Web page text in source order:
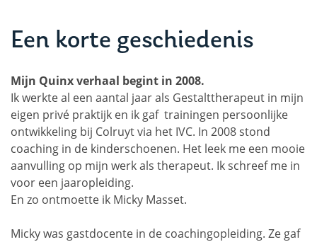
Een korte geschiedenis
Mijn Quinx verhaal begint in 2008.
Ik werkte al een aantal jaar als Gestalttherapeut in mijn
eigen privé praktijk en ik gaf trainingen persoonlijke
ontwikkeling bij Colruyt via het IVC. In 2008 stond
coaching in de kinderschoenen. Het leek me een mooie
aanvulling op mijn werk als therapeut. Ik schreef me in
voor een jaaropleiding.
En zo ontmoette ik Micky Masset.
Micky was gastdocente in de coachingopleiding. Ze gaf